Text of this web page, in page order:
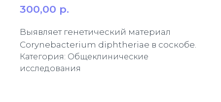
300,00 р.
Выявляет генетический материал
Corynebacterium diphtheriae в соскобе.
Категория: Общеклинические
исследования